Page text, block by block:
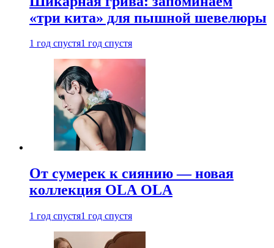
«три кита» для пышной шевелюры
1 год спустя1 год спустя
От сумерек к сиянию — новая
коллекция OLA OLA
1 год спустя1 год спустя